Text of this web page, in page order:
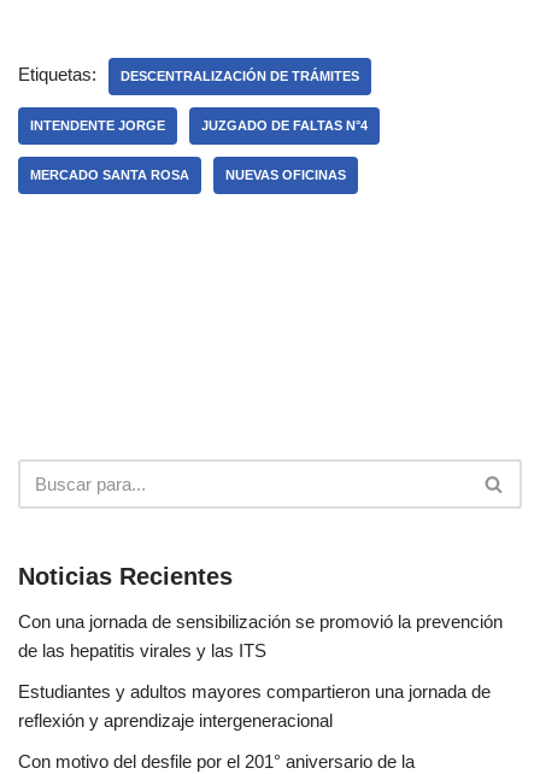
Etiquetas: DESCENTRALIZACIÓN DE TRÁMITES
INTENDENTE JORGE JUZGADO DE FALTAS N°4
MERCADO SANTA ROSA NUEVAS OFICINAS
Noticias Recientes
Con una jornada de sensibilización se promovió la prevención
de las hepatitis virales y las ITS
Estudiantes y adultos mayores compartieron una jornada de
reflexión y aprendizaje intergeneracional
Con motivo del desfile por el 201° aniversario de la